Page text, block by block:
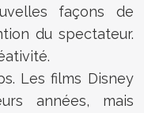
façons de
du spectateur.
Les films Disney
années, mais